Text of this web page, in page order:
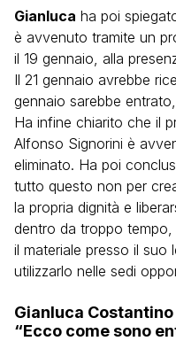
Gianluca ha poi
è avvenuto tramite un
il 19 gennaio, alla
Il 21 gennaio avrebbe
gennaio sarebbe
Ha infine chiarito che il
Alfonso Signorini è
eliminato. Ha poi
tutto questo non per
la propria dignità e
dentro da troppo
il materiale presso il suo
utilizzarlo nelle sedi
Gianluca
“Ecco come sono